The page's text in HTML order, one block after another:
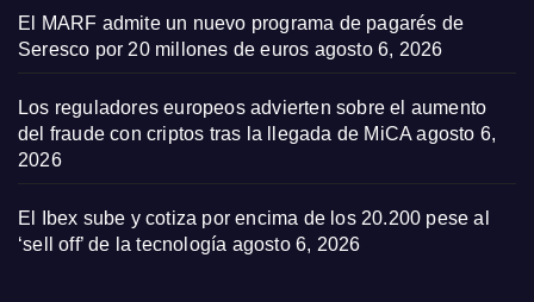
El MARF admite un nuevo programa de pagarés de
Seresco por 20 millones de euros agosto 6, 2026
Los reguladores europeos advierten sobre el aumento
del fraude con criptos tras la llegada de MiCA agosto 6,
2026
El Ibex sube y cotiza por encima de los 20.200 pese al
‘sell off’ de la tecnología agosto 6, 2026